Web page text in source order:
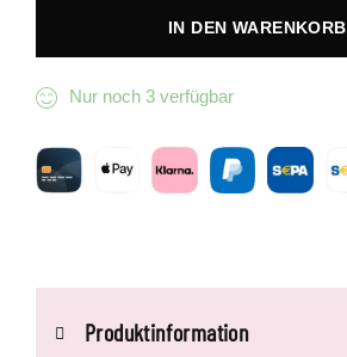
IN DEN WARENKORB
Nur noch 3 verfügbar
Produktinformation